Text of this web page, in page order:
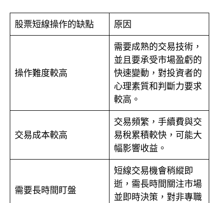
股票短線操作的缺點 原因
操作難度較高
需要成熟的交易技術，
並且要承受市場盈虧的
快速變動，對投資者的
心理素質和判斷力要求
較高。
交易成本較高
交易頻繁，手續費與交
易稅累積較快，可能大
幅影響收益。
需要長時間盯盤
短線交易機會稍縱即
逝，需長時間關注市場
並即時決策，對非專職